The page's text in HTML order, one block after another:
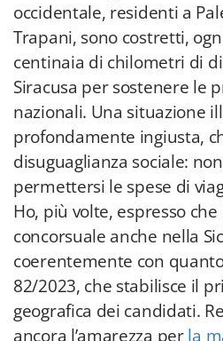
occidentale, residenti a
Trapani, sono costretti,
centinaia di chilometri di
Siracusa per sostenere le
nazionali. Una situazione
profondamente ingiusta,
disuguaglianza sociale:
permettersi le spese di
Ho, più volte, espresso
concorsuale anche nella
coerentemente con
82/2023, che stabilisce il
geografica dei candidati.
ancora l’amarezza perla